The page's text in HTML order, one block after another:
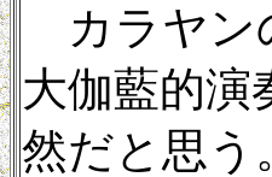
カラヤン
大伽藍的演
然だと思う